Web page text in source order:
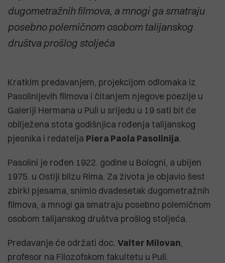
dugometražnih filmova, a mnogi ga smatraju
posebno polemičnom osobom talijanskog
društva prošlog stoljeća
Kratkim predavanjem, projekcijom odlomaka iz
Pasolinijevih filmova i čitanjem njegove poezije u
Galeriji Hermana u Puli u srijedu u 19 sati bit će
obilježena stota godišnjica rođenja talijanskog
pjesnika i redatelja Piera Paola Pasolinija.
Pasolini je rođen 1922. godine u Bologni, a ubijen
1975. u Ostiji blizu Rima. Za života je objavio šest
zbirki pjesama, snimio dvadesetak dugometražnih
filmova, a mnogi ga smatraju posebno polemičnom
osobom talijanskog društva prošlog stoljeća.
Predavanje će održati doc. Valter Milovan,
profesor na Filozofskom fakultetu u Puli.